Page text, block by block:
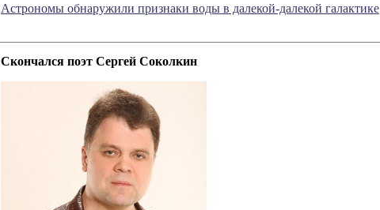
Астрономы обнаружили признаки воды в далекой-далекой галактике
Скончался поэт Сергей Соколкин